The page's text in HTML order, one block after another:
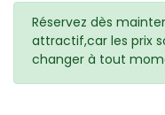
Réservez dès
attractif,car les prix
changer à tout